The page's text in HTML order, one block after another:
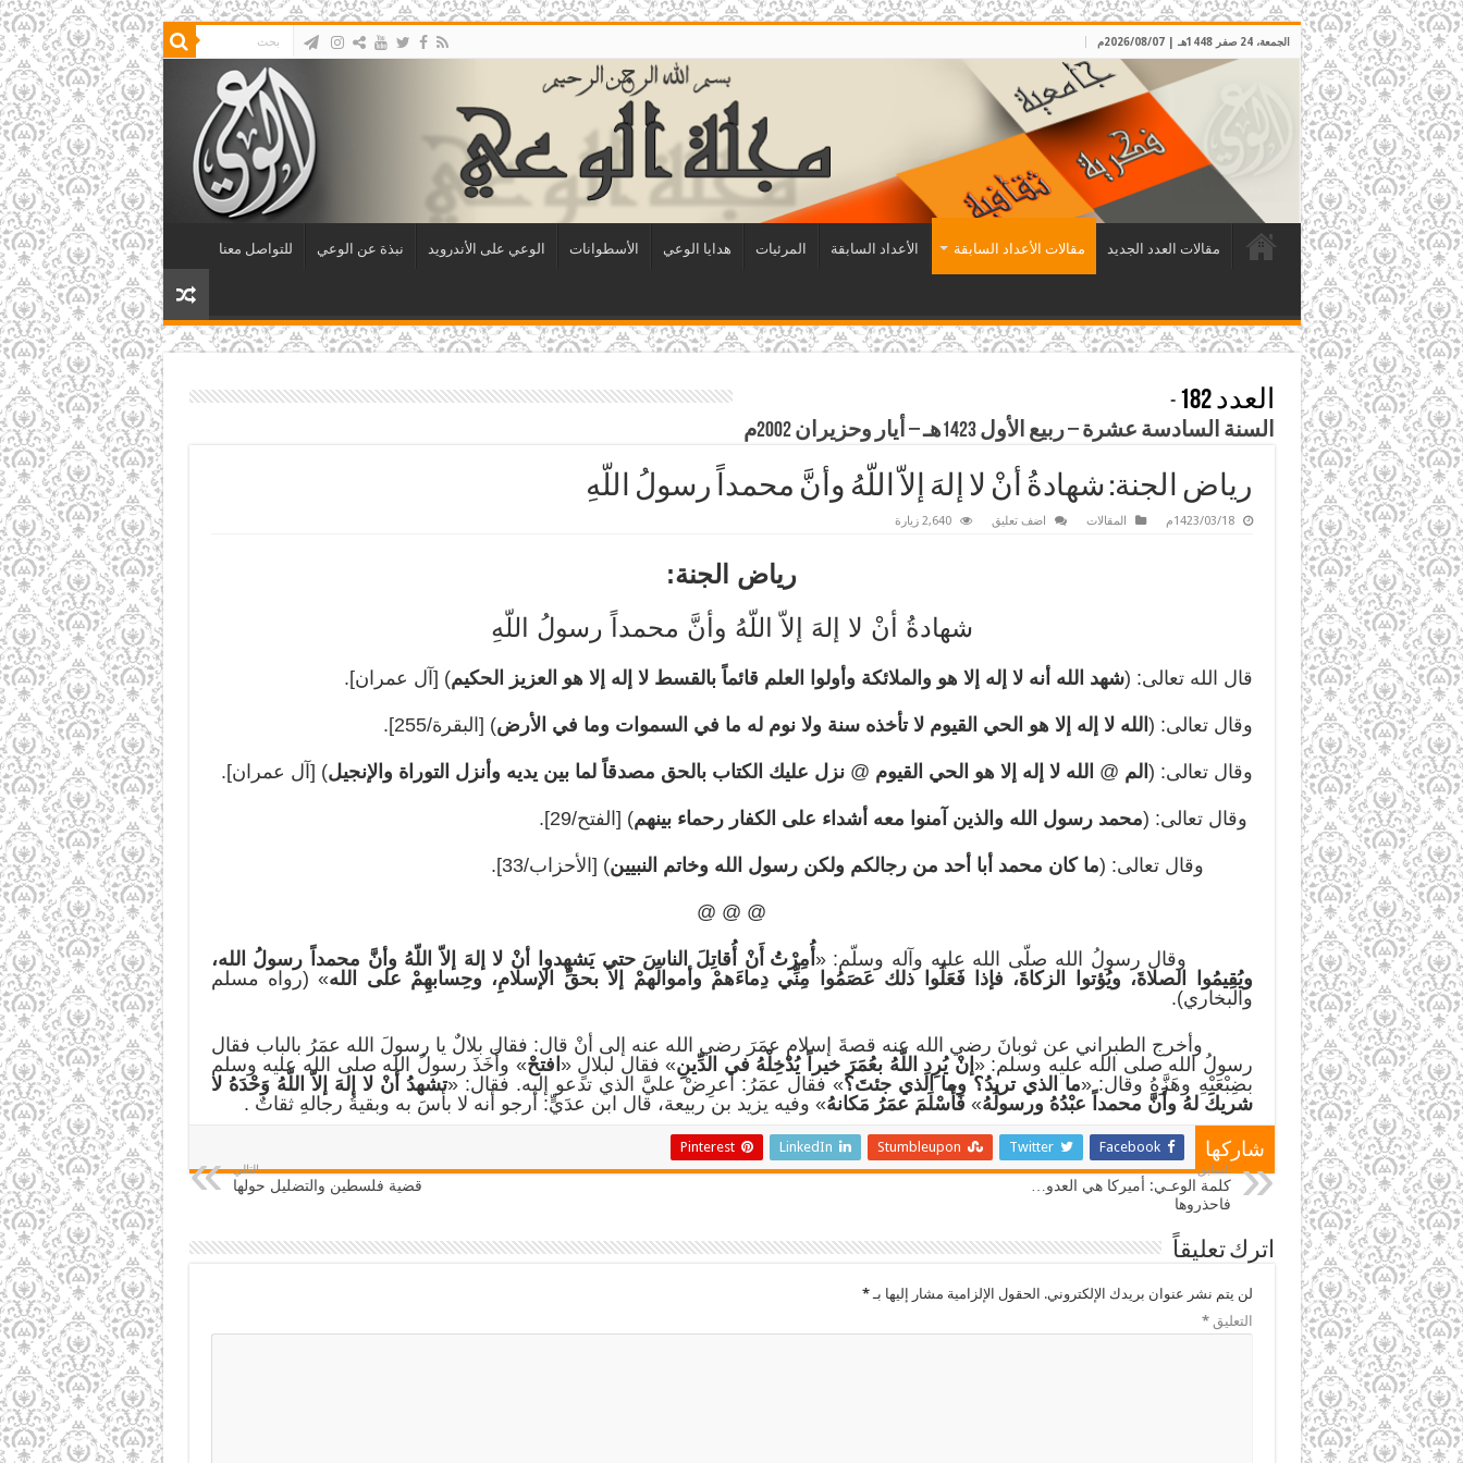
الجمعة، 24 صفر 1448هـ | 2026/08/07م
مقالات العدد الجديد مقالات الأعداد السابقة الأعداد السابقة المرئيات هدايا الوعي الأسطوانات الوعي على الأندرويد نبذة عن الوعي للتواصل معنا
العدد 182
-
السنة السادسة عشرة – ربيع الأول 1423هـ – أيار وحزيران 2002م
رياض الجنة: شهادةُ أنْ لا إلهَ إلاّ اللّهُ وأنَّ محمداً رسولُ اللّهِ
1423/03/18م المقالات اضف تعليق 2,640 زيارة
رياض الجنة:
شهادةُ أنْ لا إلهَ إلاّ اللّهُ وأنَّ محمداً رسولُ اللّهِ
قال الله تعالى: (شهد الله أنه لا إله إلا هو والملائكة وأولوا العلم قائماً بالقسط لا إله إلا هو العزيز الحكيم) [آل عمران].
وقال تعالى: ( الله لا إله إلا هو الحي القيوم لا تأخذه سنة ولا نوم له ما في السموات وما في الأرض) [البقرة/255].
وقال تعالى: ( الم @ الله لا إله إلا هو الحي القيوم @نزل عليك الكتاب بالحق مصدقاً لما بين يديه وأنزل التوراة والإنجيل) [آل عمران].
وقال تعالى: (محمد رسول الله والذين آمنوا معه أشداء على الكفار رحماء بينهم) [الفتح/29].
وقال تعالى: (ما كان محمد أبا أحد من رجالكم ولكن رسول الله وخاتم النبيين) [الأحزاب/33].
@ @ @
وقال رسولُ الله صلّى الله عليه وآله وسلّم: « أُمِرْتُ أَنْ أُقاتِلَ الناسَ حتى يَشهدوا أنْ لا إلهَ إلاّ اللّهُ وأنَّ محمداً رسولُ الله،
ويُقِيمُوا الصلاةَ، ويُؤتوا الزكاةَ، فإذا فَعَلُوا ذلك عَصَمُوا مِنِّي دِماءَهمْ وأموالَهمْ إلاّ بحقِّ الإسلامِ، وحِسابهِمْ على الله» (رواه مسلم
والبخاري).
وأخرج الطبراني عن ثوبانَ رضي الله عنه قصةَ إسلامِ عمَرَ رضي الله عنه إلى أنْ قال: فقال بلالٌ يا رسولَ الله عمَرُ بالباب فقال
رسولُ الله صلى الله عليه وسلم: « إن يُرِدِ اللّهُ بعُمَرَ خيراً يُدْخِلْهُ في الدِّينِ» فقال لبلالٍ « افتحْ» وأَخَذَ رسولُ الله صلى الله عليه وسلم
بضِبْعَيْهِ وهَزَّهُ وقال: «ما الذي تريدُ؟ وما الذي جئتَ؟» فقال عمَرُ: اعرِضْ عليَّ الذي تدعو إليه. فقال: «تشهدُ أن لا إلهَ إلاّ اللّهُ وَحْدهُ لا
شريكَ لهُ وأَن محمداً عبْدُهُ ورسولُهُ» فَأَسْلَمَ عمَرُ مَكانهُ» وفيه يزيد بن ربيعة، قال ابن عدَيٍّ: أرجو أنه لا بأسَ به وبقيةُ رجالهِ ثقاتٌ .
شاركها Facebook
Twitter
Stumbleupon
LinkedIn
Pinterest
السابق
كلمة الوعـي: أميركا هي العدو…
فاحذروها
التالي
قضية فلسطين والتضليل حولها
اترك تعليقاً
لن يتم نشر عنوان بريدك الإلكتروني. الحقول الإلزامية مشار إليها بـ*
التعليق*